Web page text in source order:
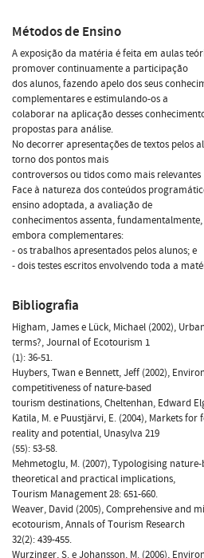
Métodos de Ensino
A exposição da matéria é feita em aulas
promover continuamente a participação
dos alunos, fazendo apelo dos seus
complementares e estimulando-os a
colaborar na aplicação desses
propostas para análise.
No decorrer apresentações de textos pelos
torno dos pontos mais
controversos ou tidos como mais relevantes
Face à natureza dos conteúdos
ensino adoptada, a avaliação de
conhecimentos assenta,
embora complementares:
- os trabalhos apresentados pelos alunos; e
- dois testes escritos envolvendo toda a
Bibliografia
Higham, James e Lück, Michael (2002),
terms?, Journal of Ecotourism 1
(1): 36-51.
Huybers, Twan e Bennett, Jeff (2002),
competitiveness of nature-based
tourism destinations, Cheltenhan, Edward
Katila, M. e Puustjärvi, E. (2004), Markets
reality and potential, Unasylva 219
(55): 53-58.
Mehmetoglu, M. (2007), Typologising
theoretical and practical implications,
Tourism Management 28: 651-660.
Weaver, David (2005), Comprehensive and
ecotourism, Annals of Tourism Research
32(2): 439-455.
Wurzinger, S. e Johansson, M. (2006),